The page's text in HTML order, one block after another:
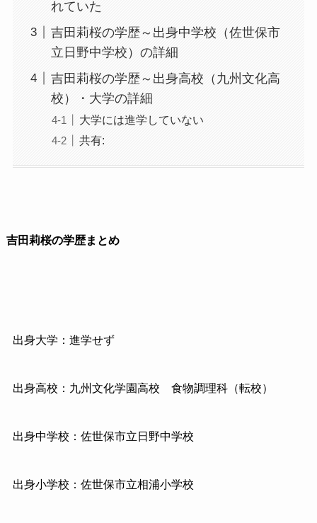
れていた
吉田莉桜の学歴～出身中学校（佐世保市
立日野中学校）の詳細
吉田莉桜の学歴～出身高校（九州文化高
校）・大学の詳細
大学には進学していない
共有:
吉田莉桜の学歴まとめ
出身大学：進学せず
出身高校：九州文化学園高校 食物調理科（転校）
出身中学校：佐世保市立日野中学校
出身小学校：佐世保市立相浦小学校